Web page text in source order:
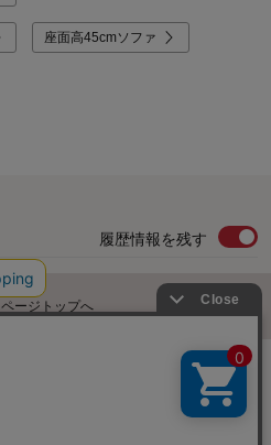
座面高45cmソファ
履歴情報を残す
ページトップへ